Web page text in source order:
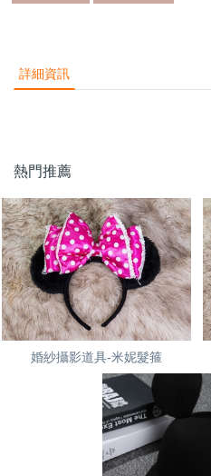
詳細資訊
熱門推薦
婚紗攝影道具-米妮髮箍